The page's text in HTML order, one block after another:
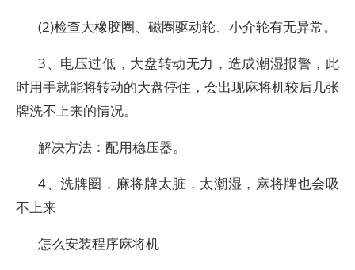
(2)检查大橡胶圈、磁圈驱动轮、小介轮有无异常。
3、电压过低，大盘转动无力，造成潮湿报警，此
时用手就能将转动的大盘停住，会出现麻将机较后几张
牌洗不上来的情况。
解决方法：配用稳压器。
4、洗牌圈，麻将牌太脏，太潮湿，麻将牌也会吸
不上来
怎么安装程序麻将机